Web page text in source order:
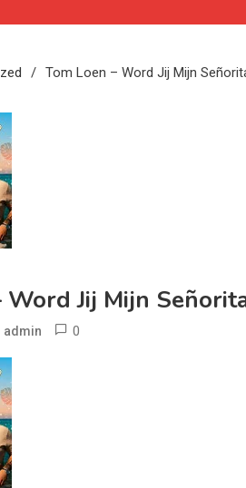
Tom Loen – Word Jij Mijn
Word Jij Mijn
admin 0